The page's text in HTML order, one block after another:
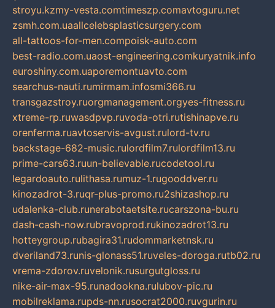
stroyu.kzmy-vesta.comtimeszp.comavtoguru.net
zsmh.com.uaallcelebsplasticsurgery.com
all-tattoos-for-men.compoisk-auto.com
best-radio.com.uaost-engineering.comkuryatnik.info
euroshiny.com.uaporemontuavto.com
searchus-nauti.rumirmam.infosmi366.ru
transgazstroy.ruorgmanagement.orgyes-fitness.ru
xtreme-rp.ruwasdpvp.ruvoda-otri.rutishinapve.ru
orenferma.ruavtoservis-avgust.rulord-tv.ru
backstage-682-music.rulordfilm7.rulordfilm13.ru
prime-cars63.ruun-believable.rucodetool.ru
legardoauto.rulithasa.rumuz-1.rugooddver.ru
kinozadrot-3.ruqr-plus-promo.ru2shizashop.ru
udalenka-club.runerabotaetsite.rucarszona-bu.ru
dash-cash-now.rubravoprod.rukinozadrot13.ru
hotteygroup.rubagira31.rudommarketnsk.ru
dveriland73.runis-glonass51.ruveles-doroga.rutb02.ru
vrema-zdorov.ruvelonik.rusurgutgloss.ru
nike-air-max-95.runadookna.rulubov-pic.ru
mobilreklama.rupds-nn.rusocrat2000.ruvgurin.ru